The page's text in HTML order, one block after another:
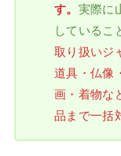
す。 実際に
しているこ
取り扱いジ
道具・仏像
画・着物な
品まで一括